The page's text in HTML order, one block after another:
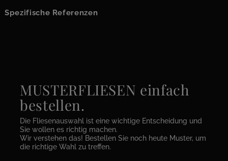
Spezifische Referenzen
MUSTERFLIESEN einfach
bestellen.
Die Fliesenauswahl ist eine wichtige Entscheidung und
Sie wollen es richtig machen.
Wir verstehen das! Bestellen Sie noch heute Muster, um
die richtige Wahl zu treffen.